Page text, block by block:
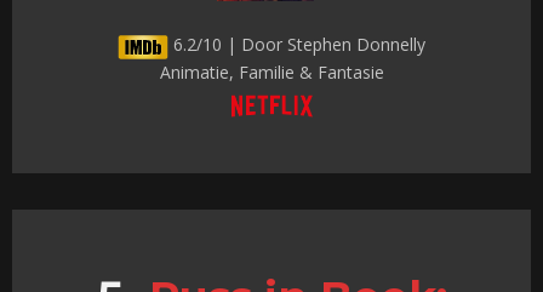
6.2/10 | Door Stephen Donnelly
Animatie, Familie & Fantasie